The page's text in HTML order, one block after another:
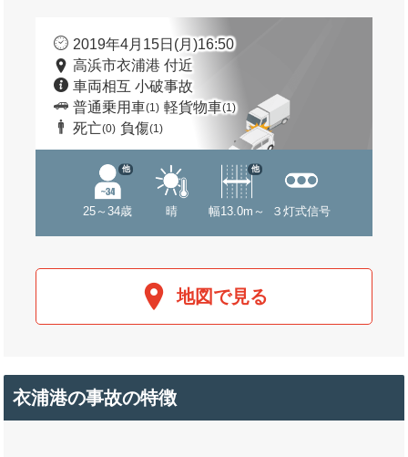
2019年4月15日(月)16:50
高浜市衣浦港 付近
車両相互 小破事故
普通乗用車(1) 軽貨物車(1)
死亡(0) 負傷(1)
25～34歳
他
晴 幅13.0m～
他
３灯式信号
地図で見る
衣浦港の事故の特徴